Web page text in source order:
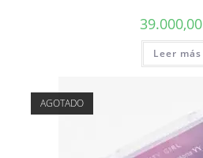
39.000,00
Leer más
AGOTADO